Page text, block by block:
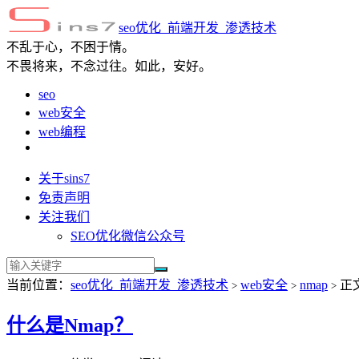
seo优化_前端开发_渗透技术
不乱于心，不困于情。
不畏将来，不念过往。如此，安好。
seo
web安全
web编程
关于sins7
免责声明
关注我们
SEO优化微信公众号
当前位置： seo优化_前端开发_渗透技术 > web安全 > nmap > 正
什么是Nmap？